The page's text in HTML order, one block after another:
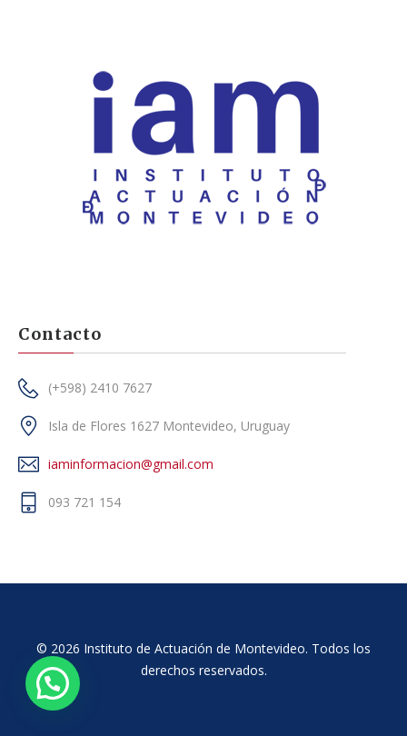
Contacto
(+598) 2410 7627
Isla de Flores 1627 Montevideo, Uruguay
iaminformacion@gmail.com
093 721 154
© 2026 Instituto de Actuación de Montevideo. Todos los
derechos reservados.